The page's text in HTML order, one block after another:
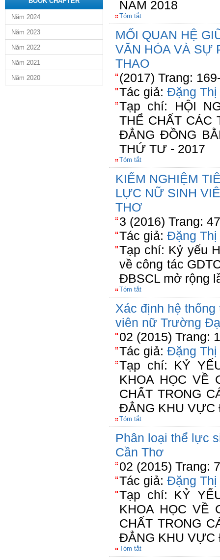
Năm 2024
Năm 2023
Năm 2022
Năm 2021
Năm 2020
NĂM 2018
Tóm tắt
MỐI QUAN HỆ
VĂN HÓA VÀ SỰ
THAO
(2017) Trang:
Tác giả: Đặng Thị
Tạp chí: HỘI
THỂ CHẤT CÁC
ĐẲNG ĐỒNG
THỨ TƯ - 2017
Tóm tắt
KIỂM NGHIỆM
LỰC NỮ SINH
THƠ
3 (2016) Trang:
Tác giả: Đặng Thị
Tạp chí: Kỷ yếu
về công tác
ĐBSCL mở rộng
Tóm tắt
Xác định hệ
viên nữ Trường
02 (2015) Trang:
Tác giả: Đặng Thị
Tạp chí: KỶ
KHOA HỌC VỀ
CHẤT TRONG
ĐẲNG KHU VỰC
Tóm tắt
Phân loại thể lực
Cần Thơ
02 (2015) Trang:
Tác giả: Đặng Thị
Tạp chí: KỶ
KHOA HỌC VỀ
CHẤT TRONG
ĐẲNG KHU VỰC
Tóm tắt